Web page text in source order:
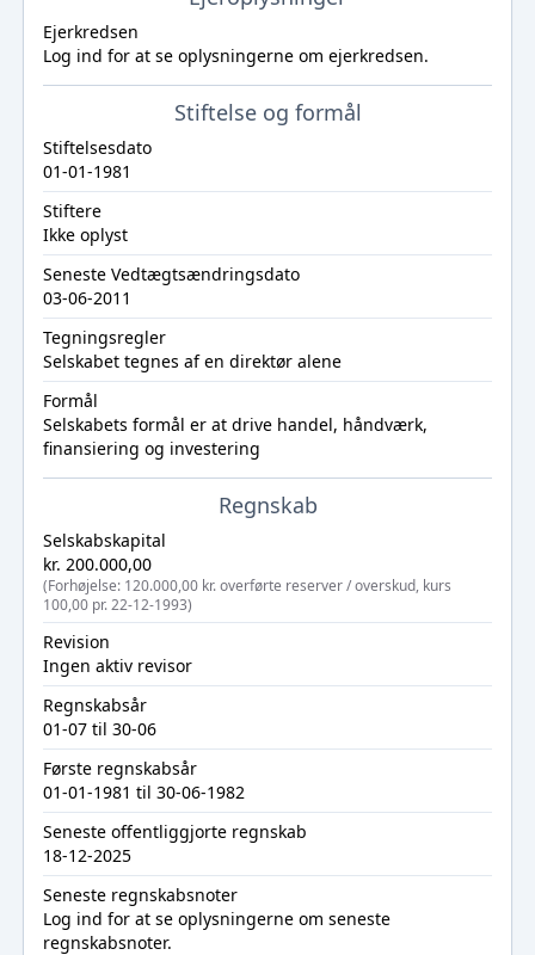
Ejerkredsen
Log ind for at se oplysningerne om ejerkredsen.
Stiftelse og formål
Stiftelsesdato
01-01-1981
Stiftere
Ikke oplyst
Seneste Vedtægtsændringsdato
03-06-2011
Tegningsregler
Selskabet tegnes af en direktør alene
Formål
Selskabets formål er at drive handel, håndværk,
finansiering og investering
Regnskab
Selskabskapital
kr. 200.000,00
(Forhøjelse: 120.000,00 kr. overførte reserver / overskud, kurs
100,00 pr. 22-12-1993)
Revision
Ingen aktiv revisor
Regnskabsår
01-07 til 30-06
Første regnskabsår
01-01-1981 til 30-06-1982
Seneste offentliggjorte regnskab
18-12-2025
Seneste regnskabsnoter
Log ind for at se oplysningerne om seneste
regnskabsnoter.